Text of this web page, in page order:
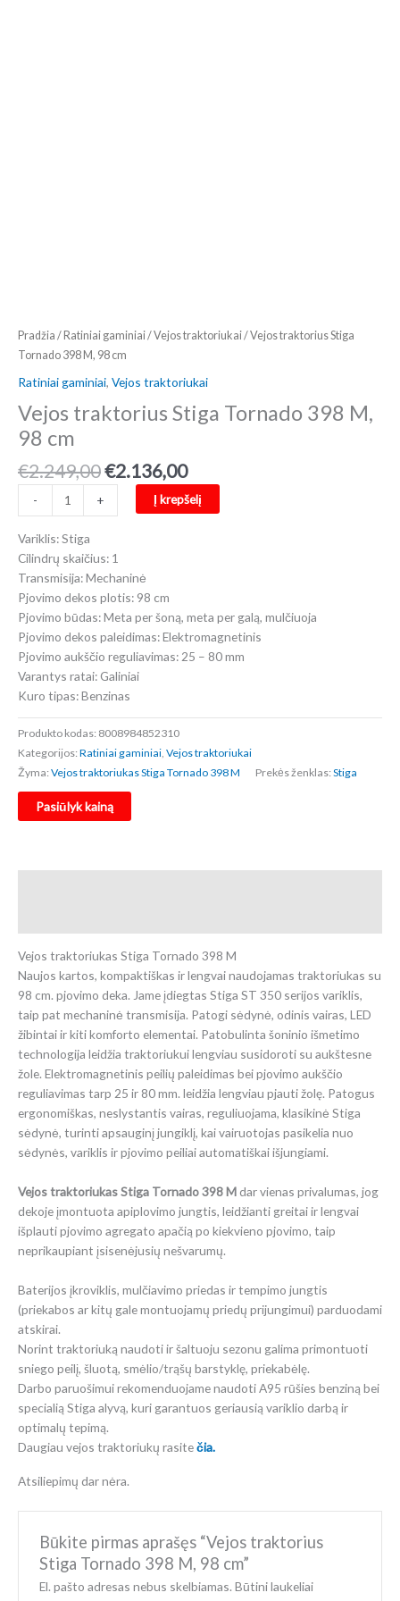
Pradžia /Ratiniai gaminiai/Vejos traktoriukai/ Vejos traktorius Stiga
Tornado 398 M, 98 cm
Ratiniai gaminiai, Vejos traktoriukai
Vejos traktorius Stiga Tornado 398 M,
98 cm
€2.249,00Original
price
was:
€2.136,00Current
price
is:
-
produkto
kiekis:
Vejos
traktorius
Stiga
Tornado
398
M,
98
cm
+ Į krepšelį
Variklis: Stiga
Cilindrų skaičius: 1
Transmisija: Mechaninė
Pjovimo dekos plotis: 98 cm
Pjovimo būdas: Meta per šoną, meta per galą, mulčiuoja
Pjovimo dekos paleidimas: Elektromagnetinis
Pjovimo aukščio reguliavimas: 25 – 80 mm
Varantys ratai: Galiniai
Kuro tipas: Benzinas
Produkto kodas: 8008984852310
Kategorijos:Ratiniai gaminiai, Vejos traktoriukai
Žyma:Vejos traktoriukas Stiga Tornado 398 M Prekės ženklas:Stiga
Pasiūlyk kainą
Vejos traktoriukas Stiga Tornado 398 M
Naujos kartos, kompaktiškas ir lengvai naudojamas traktoriukas su
98 cm. pjovimo deka. Jame įdiegtas Stiga ST 350 serijos variklis,
taip pat mechaninė transmisija. Patogi sėdynė, odinis vairas, LED
žibintai ir kiti komforto elementai. Patobulinta šoninio išmetimo
technologija leidžia traktoriukui lengviau susidoroti su aukštesne
žole. Elektromagnetinis peilių paleidimas bei pjovimo aukščio
reguliavimas tarp 25 ir 80 mm. leidžia lengviau pjauti žolę. Patogus
ergonomiškas, neslystantis vairas, reguliuojama, klasikinė Stiga
sėdynė, turinti apsauginį jungiklį, kai vairuotojas pasikelia nuo
sėdynės, variklis ir pjovimo peiliai automatiškai išjungiami.
Vejos traktoriukas Stiga Tornado 398 M dar vienas privalumas, jog
dekoje įmontuota apiplovimo jungtis, leidžianti greitai ir lengvai
išplauti pjovimo agregato apačią po kiekvieno pjovimo, taip
neprikaupiant įsisenėjusių nešvarumų.
Baterijos įkroviklis, mulčiavimo priedas ir tempimo jungtis
(priekabos ar kitų gale montuojamų priedų prijungimui) parduodami
atskirai.
Norint traktoriuką naudoti ir šaltuoju sezonu galima primontuoti
sniego peilį, šluotą, smėlio/trąšų barstyklę, priekabėlę.
Darbo paruošimui rekomenduojame naudoti A95 rūšies benziną bei
specialią Stiga alyvą, kuri garantuos geriausią variklio darbą ir
optimalų tepimą.
Daugiau vejos traktoriukų rasitečia.
Atsiliepimų dar nėra.
Būkite pirmas aprašęs “Vejos traktorius
Stiga Tornado 398 M, 98 cm”
El. pašto adresas nebus skelbiamas. Būtini laukeliai